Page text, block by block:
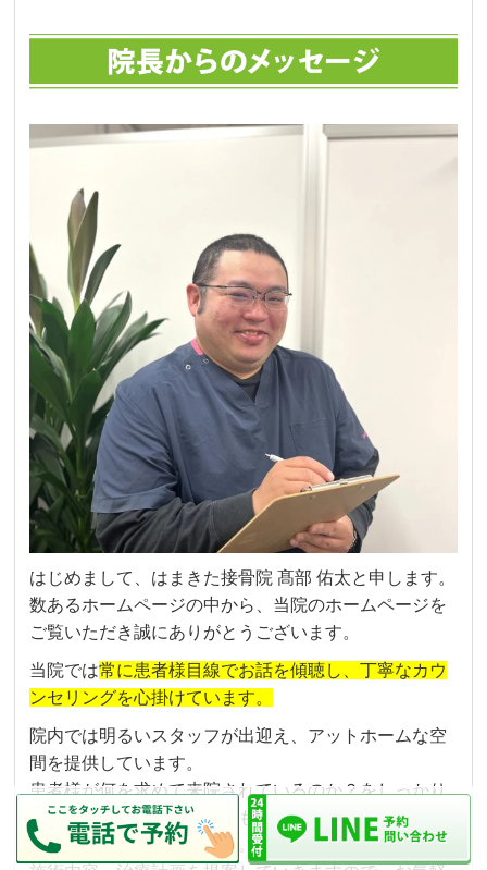
はじめまして、はまきた接骨院 髙部 佑太と申します。
数あるホームページの中から、 当院のホームページを
ご覧いただき誠にありがとうございます。
当院では常に患者様目線でお話を傾聴し、丁寧なカウ
ンセリングを心掛けています。
院内では明るいスタッフが出迎え、アットホームな空
間を提供しています。
患者様が何を求めて来院されているのか？をしっかり
と把握し、お身体の状態はもちろんですが心身共にア
プローチをさせて頂きます。